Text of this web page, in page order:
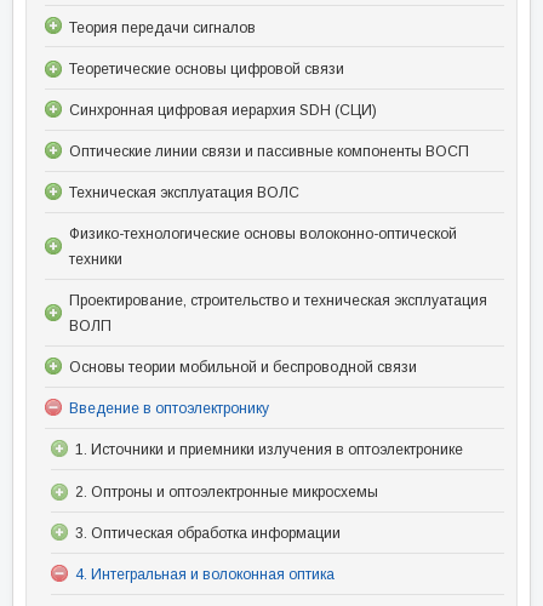
Теория передачи сигналов
Теоретические основы цифровой связи
Синхронная цифровая иерархия SDH (СЦИ)
Оптические линии связи и пассивные компоненты ВОСП
Техническая эксплуатация ВОЛС
Физико-технологические основы волоконно-оптической
техники
Проектирование, строительство и техническая эксплуатация
ВОЛП
Основы теории мобильной и беспроводной связи
Введение в оптоэлектронику
1. Источники и приемники излучения в оптоэлектронике
2. Оптроны и оптоэлектронные микросхемы
3. Оптическая обработка информации
4. Интегральная и волоконная оптика